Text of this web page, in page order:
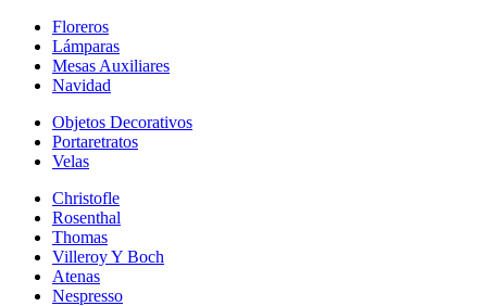
Floreros
Lámparas
Mesas Auxiliares
Navidad
Objetos Decorativos
Portaretratos
Velas
Christofle
Rosenthal
Thomas
Villeroy Y Boch
Atenas
Nespresso